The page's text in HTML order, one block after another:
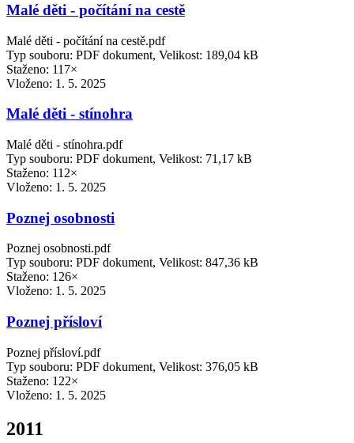
Malé děti - počítání na cestě
Malé děti - počítání na cestě.pdf
Typ souboru: PDF dokument, Velikost: 189,04 kB
Staženo: 117×
Vloženo: 1. 5. 2025
Malé děti - stínohra
Malé děti - stínohra.pdf
Typ souboru: PDF dokument, Velikost: 71,17 kB
Staženo: 112×
Vloženo: 1. 5. 2025
Poznej osobnosti
Poznej osobnosti.pdf
Typ souboru: PDF dokument, Velikost: 847,36 kB
Staženo: 126×
Vloženo: 1. 5. 2025
Poznej přísloví
Poznej přísloví.pdf
Typ souboru: PDF dokument, Velikost: 376,05 kB
Staženo: 122×
Vloženo: 1. 5. 2025
2011